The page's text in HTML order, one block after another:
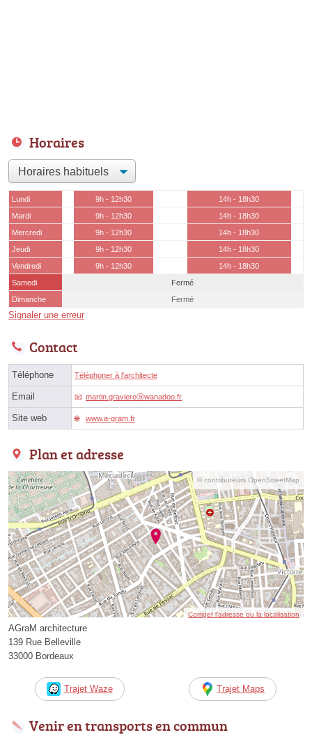
Horaires
Lundi 9h - 12h30
14h - 18h30
Mardi
9h - 12h30
14h - 18h30
Mercredi
9h - 12h30
14h - 18h30
Jeudi
9h - 12h30
14h - 18h30
Vendredi
9h - 12h30
14h - 18h30
Samedi
Fermé
Dimanche
Fermé
Signaler une erreur
Contact
Téléphone Téléphoner à l'architecte
Email martin.graviereⓐwanadoo.fr
Site web www.a-gram.fr
Plan et adresse
© contributeurs OpenStreetMap
Corriger l’adresse ou la localisation
AGraM architecture
139 Rue Belleville
33000 Bordeaux
Trajet Waze Trajet Maps
Venir en transports en commun